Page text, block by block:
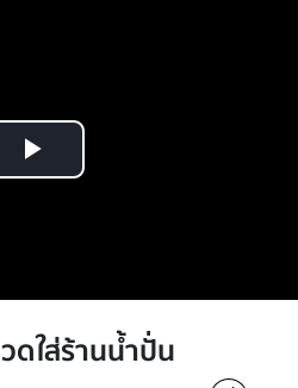
Play
ดใส่ร้านน้ำปั่น